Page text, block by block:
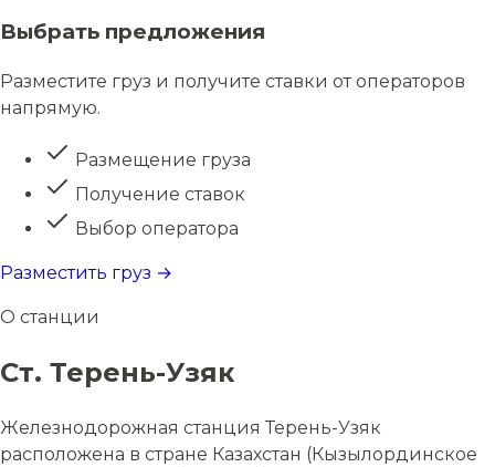
Выбрать предложения
Разместите груз и получите ставки от операторов
напрямую.
Размещение груза
Получение ставок
Выбор оператора
Разместить груз →
О станции
Ст. Терень-Узяк
Железнодорожная станция Терень-Узяк
расположена в стране Казахстан (Кызылординское